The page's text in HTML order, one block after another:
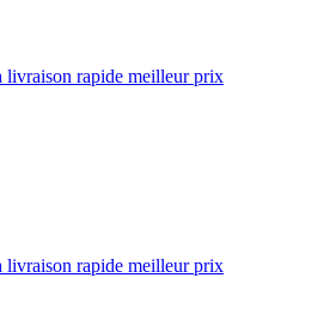
livraison rapide meilleur prix
livraison rapide meilleur prix